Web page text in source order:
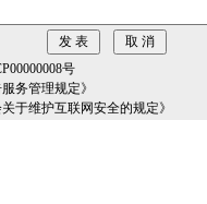
号
务管理规定》
于维护互联网安全的规定》